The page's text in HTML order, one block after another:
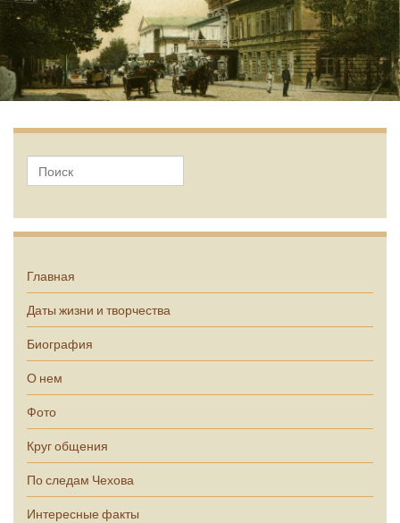
Главная
Даты жизни и творчества
Биография
О нем
Фото
Круг общения
По следам Чехова
Интересные факты